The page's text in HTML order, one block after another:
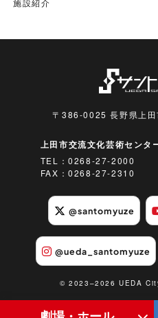
〒386-0025 長野県上
上田市交流文化芸術センタ
TEL：0268-27-2000
FAX：0268-27-2310
@santomyuze
@ueda_santomyuze
© 2023–2026 UEDA